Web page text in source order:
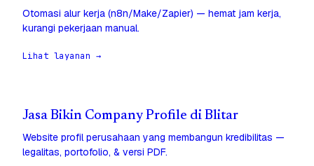
Otomasi alur kerja (n8n/Make/Zapier) — hemat jam kerja,
kurangi pekerjaan manual.
Lihat layanan →
Jasa Bikin Company Profile di Blitar
Website profil perusahaan yang membangun kredibilitas —
legalitas, portofolio, & versi PDF.